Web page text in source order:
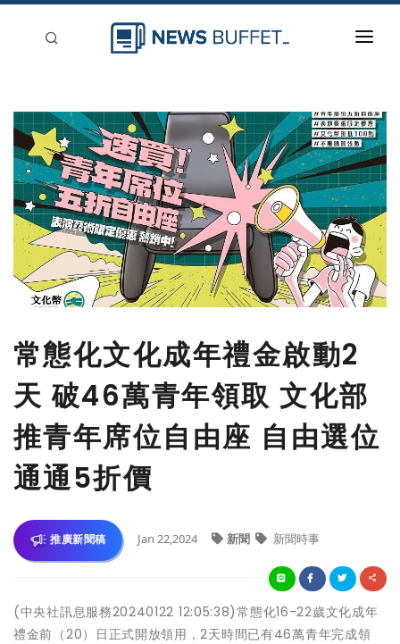
新聞稿分類
登入
刊登
常態化文化成年禮金啟動2
天 破46萬青年領取 文化部
推青年席位自由座 自由選位
通通5折價
推廣新聞稿 Jan 22,2024 新聞 新聞時事
(中央社訊息服務20240122 12:05:38)常態化16-22歲文化成年
禮金前（20）日正式開放領用，2天時間已有46萬青年完成領